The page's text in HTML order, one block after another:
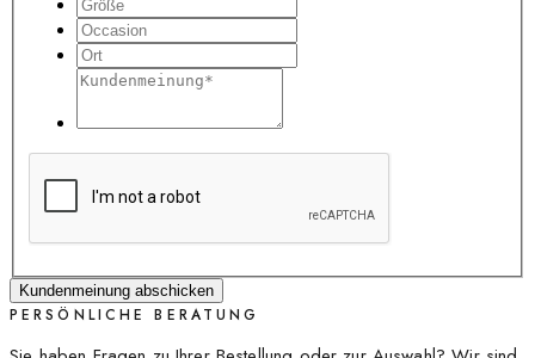
Kundenmeinung abschicken
PERSÖNLICHE BERATUNG